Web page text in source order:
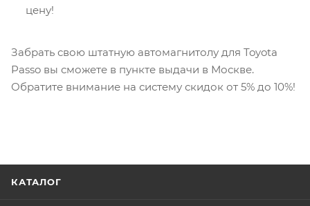
цену!
Забрать свою штатную автомагнитолу для Toyota
Passo вы сможете в пункте выдачи в Москве.
Обратите внимание на систему скидок от 5% до 10%!
КАТАЛОГ